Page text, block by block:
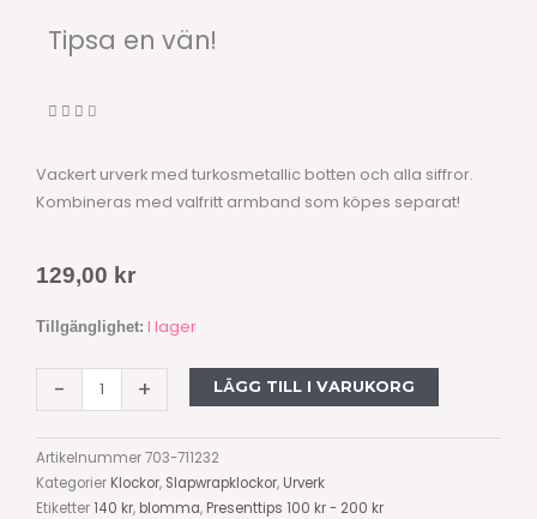
Tipsa en vän!
Vackert urverk med turkosmetallic botten och alla siffror.
Kombineras med valfritt armband som köpes separat!
129,00 kr
Tillgänglighet: I lager
-
Urtavla,
med
alla
siffror
-
+ LÄGG TILL I VARUKORG
Artikelnummer703-711232
Kategorier Klockor, Slapwrapklockor, Urverk
Etiketter140 kr, blomma, Presenttips 100 kr - 200 kr